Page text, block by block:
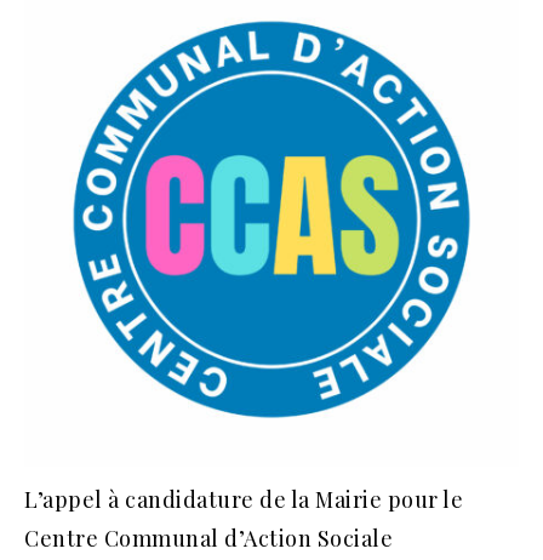
L’appel à candidature de la Mairie pour le
Centre Communal d’Action Sociale